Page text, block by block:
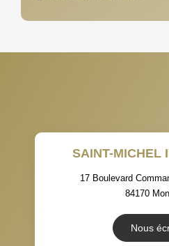
TAXE FONCIÈRE
RÉSULTATS DES LYCÉES
SAINT-MICHEL
17 Boulevard
84170
Nous